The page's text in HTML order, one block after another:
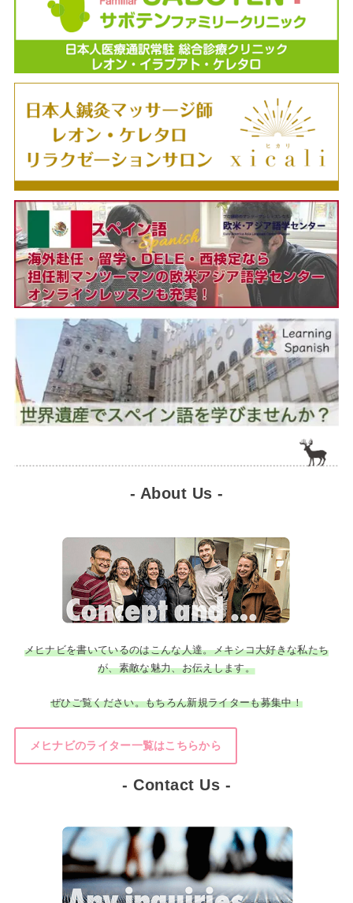
- About Us -
メヒナビを書いているのはこんな人達。メキシコ大好きな私たち
が、素敵な魅力、お伝えします。
ぜひご覧ください。もちろん新規ライターも募集中！
メヒナビのライター一覧はこちらから
- Contact Us -